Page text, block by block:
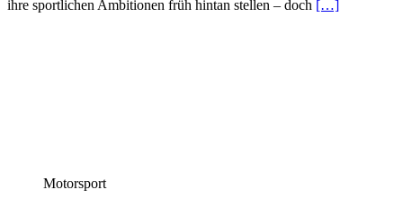
ihre sportlichen Ambitionen früh hintan stellen – doch […]
Motorsport